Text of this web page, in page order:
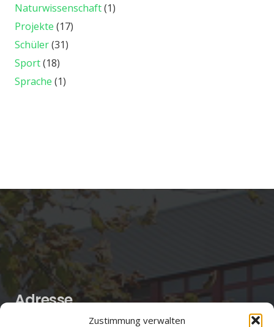
Zustimmung verwalten
Naturwissenschaft(1)
Projekte (17)
Schüler(31)
Sport(18)
Sprache (1)
Adresse